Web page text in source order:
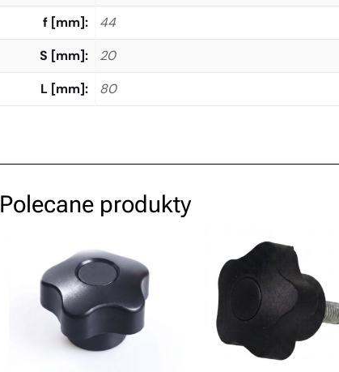
f [mm]
44
S [mm]
20
L [mm]
80
Polecane produkty